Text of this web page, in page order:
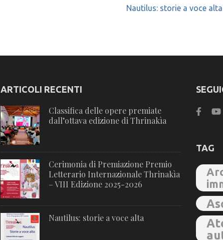
Nautilus: storie a voce alta
ARTICOLI RECENTI
Classifica delle opere premiate
dall’ottava edizione di Thrinakìa
Cerimonia di Premiazione Premio
Letterario Internazionale Thrinakìa
– VIII Edizione 2025-2026
Nautilus: storie a voce alta
TAG